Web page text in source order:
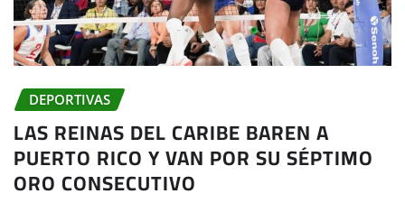
DEPORTIVAS
LAS REINAS DEL CARIBE BAREN A
PUERTO RICO Y VAN POR SU SÉPTIMO
ORO CONSECUTIVO